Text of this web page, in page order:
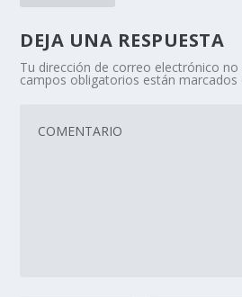
DEJA UNA RESPUESTA
Tu dirección de correo electrónico no
campos obligatorios están